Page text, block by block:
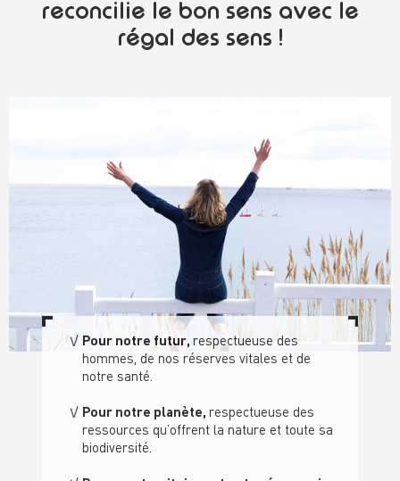
reconcilie le bon sens avec le
régal des sens !
Pour notre futur,respectueuse des
hommes, de nos réserves vitales et de
notre santé.
Pour notre planète,respectueuse des
ressources qu’offrent la nature et toute sa
biodiversité.